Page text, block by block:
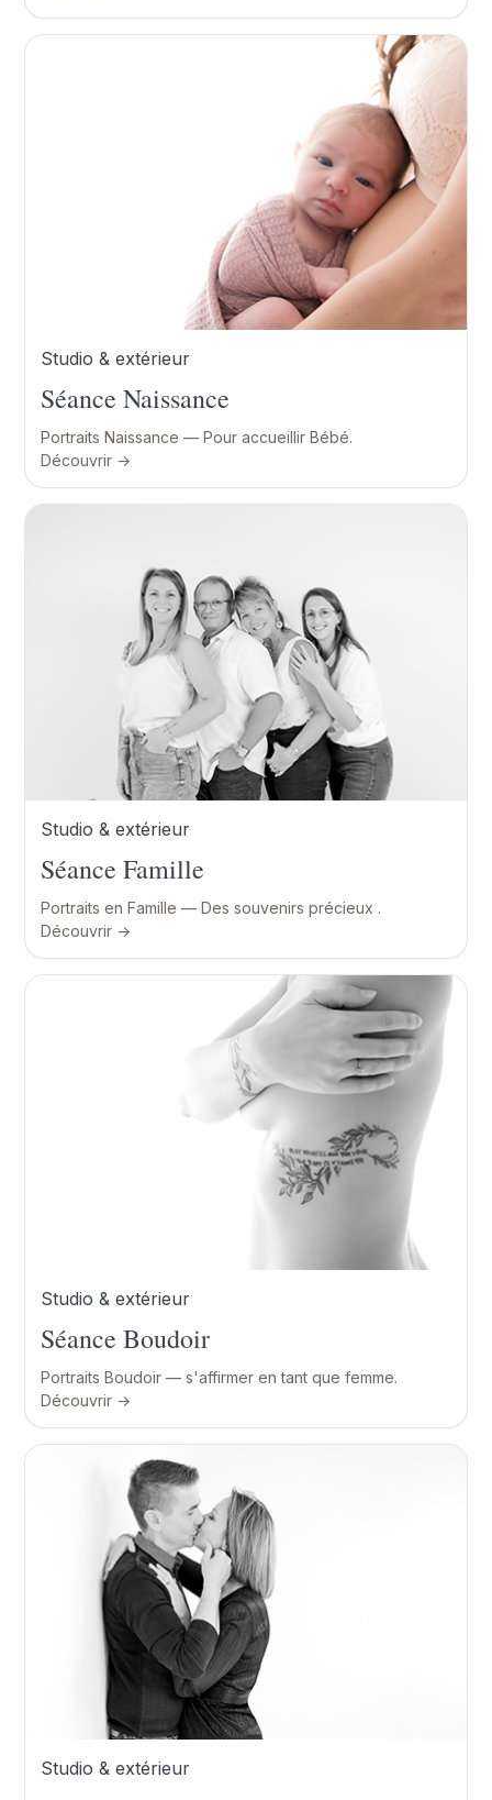
Studio & extérieur
Séance Naissance
Portraits Naissance — Pour accueillir Bébé.
Découvrir →
Studio & extérieur
Séance Famille
Portraits en Famille — Des souvenirs précieux .
Découvrir →
Studio & extérieur
Séance Boudoir
Portraits Boudoir — s'affirmer en tant que femme.
Découvrir →
Studio & extérieur